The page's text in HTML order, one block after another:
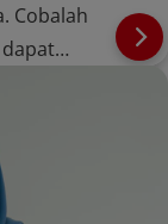
Cobalah